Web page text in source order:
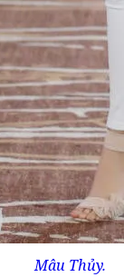
Mâu Thủy.